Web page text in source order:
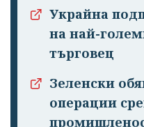
Украйна
на най-
търговец
Зеленски
операции